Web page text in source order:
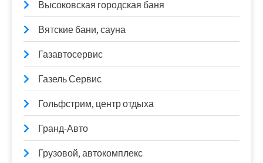
Высоковская городская баня
Вятские бани, сауна
Газавтосервис
Газель Сервис
Гольфстрим, центр отдыха
Гранд-Авто
Грузовой, автокомплекс